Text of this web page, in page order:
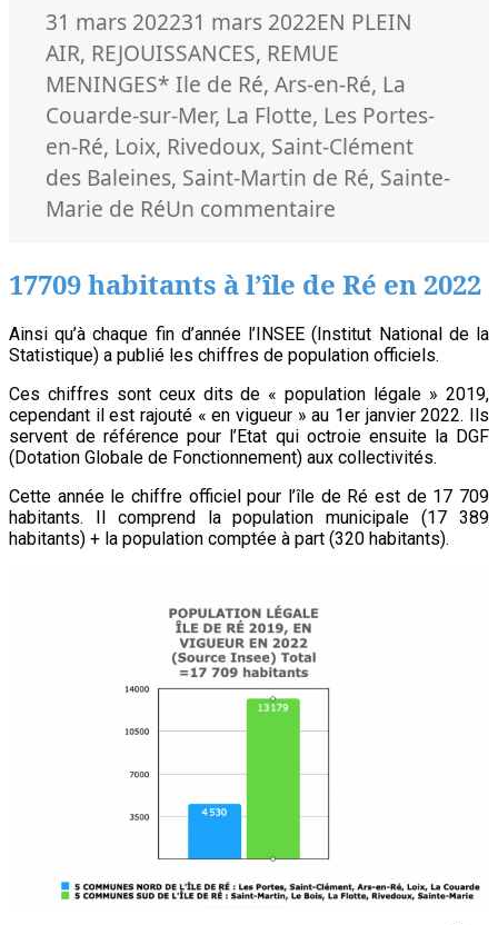
de
Ré
Publié
le
31 mars 202231 mars 2022Catégories
EN PLEIN
AIR, REJOUISSANCES, REMUE
MENINGESMots-
clés
* Ile de Ré,Ars-en-Ré, La
Couarde-sur-Mer, La Flotte, Les Portes-
en-Ré, Loix, Rivedoux, Saint-Clément
des Baleines, Saint-Martin de Ré, Sainte-
Marie de RéUn commentaire
surprises
du
mois
de
à
l’île
de
Ré
17709 habitants à l’île de Ré en 2022
Ainsi qu’à chaque fin d’année l’INSEE (Institut National de la
Statistique) a publié les chiffres de population officiels.
Ces chiffres sont ceux dits de « population légale » 2019,
cependant il est rajouté « en vigueur » au 1er janvier 2022. Ils
servent de référence pour l’Etat qui octroie ensuite la DGF
(Dotation Globale de Fonctionnement) aux collectivités.
Cette année le chiffre officiel pour l’île de Ré est de 17 709
habitants. Il comprend la population municipale (17 389
habitants) + la population comptée à part (320 habitants).